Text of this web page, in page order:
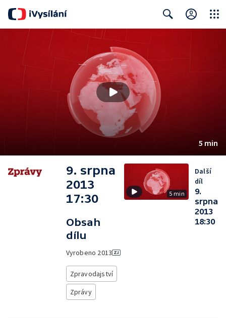
5 min
9. srpna
2013
17:30
Obsah
dílu
Vyrobeno 2013
Zpravodajství
Zprávy
5 min
Další
díl
9.
srpna
2013
18:30